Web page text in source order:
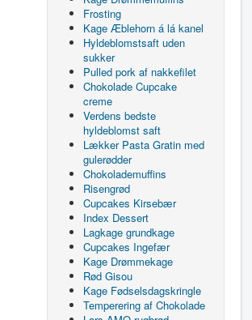
Frosting
Kage Æblehorn á lá kanel
Hyldeblomstsaft uden
sukker
Pulled pork af nakkefilet
Chokolade Cupcake
creme
Verdens bedste
hyldeblomst saft
Lækker Pasta Gratin med
gulerødder
Chokolademuffins
Risengrød
Cupcakes Kirsebær
Index Dessert
Lagkage grundkage
Cupcakes Ingefær
Kage Drømmekage
Rød Gisou
Kage Fødselsdagskringle
Temperering af Chokolade